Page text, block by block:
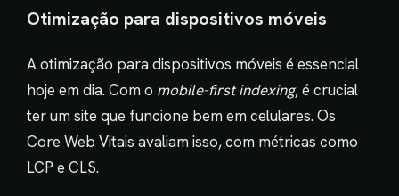
Otimização para dispositivos móveis
A otimização para dispositivos móveis é essencial
hoje em dia. Com o mobile-first indexing, é crucial
ter um site que funcione bem em celulares. Os
Core Web Vitais avaliam isso, com métricas como
LCP e CLS.